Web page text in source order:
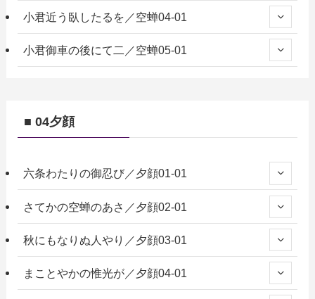
小君近う臥したるを／空蝉04-01
小君御車の後にて二／空蝉05-01
■ 04夕顔
六条わたりの御忍び／夕顔01-01
さてかの空蝉のあさ／夕顔02-01
秋にもなりぬ人やり／夕顔03-01
まことやかの惟光が／夕顔04-01